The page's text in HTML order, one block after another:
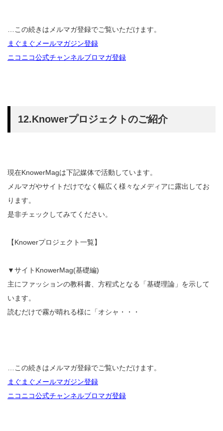
…この続きはメルマガ登録でご覧いただけます。
まぐまぐメールマガジン登録
ニコニコ公式チャンネルブロマガ登録
12.Knowerプロジェクトのご紹介
現在KnowerMagは下記媒体で活動しています。
メルマガやサイトだけでなく幅広く様々なメディアに露出してお
ります。
是非チェックしてみてください。
【Knowerプロジェクト一覧】
▼サイトKnowerMag(基礎編)
主にファッションの教科書、方程式となる「基礎理論」を示して
います。
読むだけで霧が晴れる様に「オシャ・・・
…この続きはメルマガ登録でご覧いただけます。
まぐまぐメールマガジン登録
ニコニコ公式チャンネルブロマガ登録